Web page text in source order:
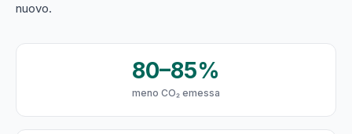
nuovo.
80–85%
meno CO₂ emessa